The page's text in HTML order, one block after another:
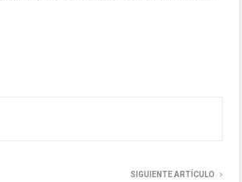
SIGUIENTE ARTÍCULO